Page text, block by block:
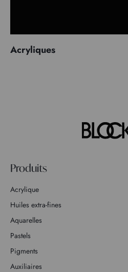
Acryliques
Produits
Acrylique
Huiles extra-fines
Aquarelles
Pastels
Pigments
Auxiliaires